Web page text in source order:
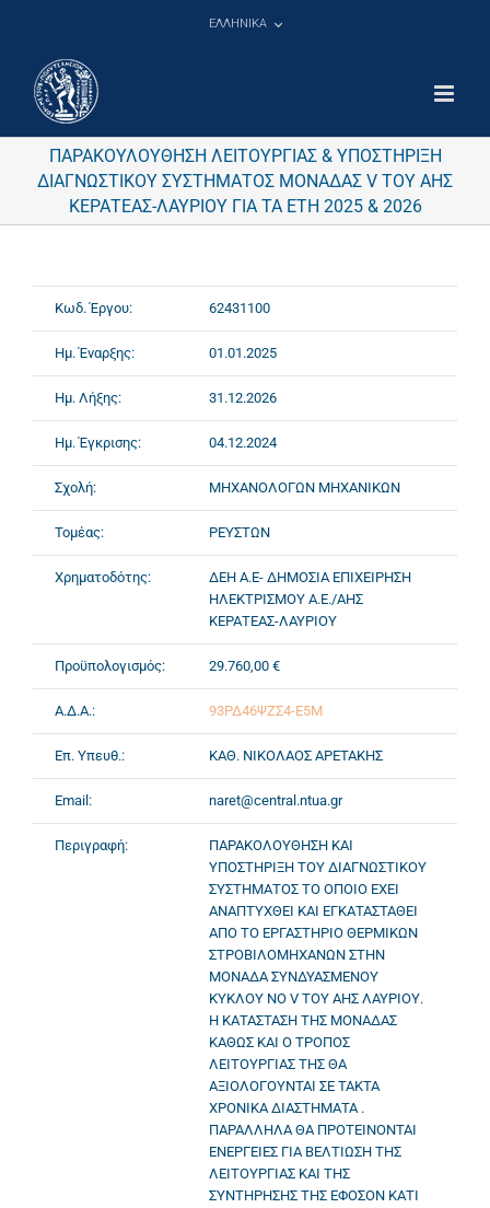
ΕΛΛΗΝΙΚΑ
ΠΑΡΑΚΟΥΛΟΥΘΗΣΗ ΛΕΙΤΟΥΡΓΙΑΣ & ΥΠΟΣΤΗΡΙΞΗ
ΔΙΑΓΝΩΣΤΙΚΟΥ ΣΥΣΤΗΜΑΤΟΣ ΜΟΝΑΔΑΣ V ΤΟΥ ΑΗΣ
ΚΕΡΑΤΕΑΣ-ΛΑΥΡΙΟΥ ΓΙΑ ΤΑ ΕΤΗ 2025 & 2026
Κωδ. Έργου: 62431100
Ημ. Έναρξης: 01.01.2025
Ημ. Λήξης: 31.12.2026
Ημ. Έγκρισης: 04.12.2024
Σχολή: ΜΗΧΑΝΟΛΟΓΩΝ ΜΗΧΑΝΙΚΩΝ
Τομέας: ΡΕΥΣΤΩΝ
Χρηματοδότης:
ΔΕΗ Α.Ε- ΔΗΜΟΣΙΑ ΕΠΙΧΕΙΡΗΣΗ
ΗΛΕΚΤΡΙΣΜΟΥ Α.Ε./ΑΗΣ
ΚΕΡΑΤΕΑΣ-ΛΑΥΡΙΟΥ
Προϋπολογισμός: 29.760,00 €
Α.Δ.Α.: 93ΡΔ46ΨΖΣ4-Ε5Μ
Επ. Υπευθ.: ΚΑΘ. ΝΙΚΟΛΑΟΣ ΑΡΕΤΑΚΗΣ
Email: naret@central.ntua.gr
Περιγραφή:
ΠΑΡΑΚΟΛΟΥΘΗΣΗ ΚΑΙ
ΥΠΟΣΤΗΡΙΞΗ ΤΟΥ ΔΙΑΓΝΩΣΤΙΚΟΥ
ΣΥΣΤΗΜΑΤΟΣ ΤΟ ΟΠΟΙΟ ΕΧΕΙ
ΑΝΑΠΤΥΧΘΕΙ ΚΑΙ ΕΓΚΑΤΑΣΤΑΘΕΙ
ΑΠΟ ΤΟ ΕΡΓΑΣΤΗΡΙΟ ΘΕΡΜΙΚΩΝ
ΣΤΡΟΒΙΛΟΜΗΧΑΝΩΝ ΣΤΗΝ
ΜΟΝΑΔΑ ΣΥΝΔΥΑΣΜΕΝΟΥ
ΚΥΚΛΟΥ ΝΟ V ΤΟΥ ΑΗΣ ΛΑΥΡΙΟΥ.
Η ΚΑΤΑΣΤΑΣΗ ΤΗΣ ΜΟΝΑΔΑΣ
ΚΑΘΩΣ ΚΑΙ Ο ΤΡΟΠΟΣ
ΛΕΙΤΟΥΡΓΙΑΣ ΤΗΣ ΘΑ
ΑΞΙΟΛΟΓΟΥΝΤΑΙ ΣΕ ΤΑΚΤΑ
ΧΡΟΝΙΚΑ ΔΙΑΣΤΗΜΑΤΑ .
ΠΑΡΑΛΛΗΛΑ ΘΑ ΠΡΟΤΕΙΝΟΝΤΑΙ
ΕΝΕΡΓΕΙΕΣ ΓΙΑ ΒΕΛΤΙΩΣΗ ΤΗΣ
ΛΕΙΤΟΥΡΓΙΑΣ ΚΑΙ ΤΗΣ
ΣΥΝΤΗΡΗΣΗΣ ΤΗΣ ΕΦΟΣΟΝ ΚΑΤΙ